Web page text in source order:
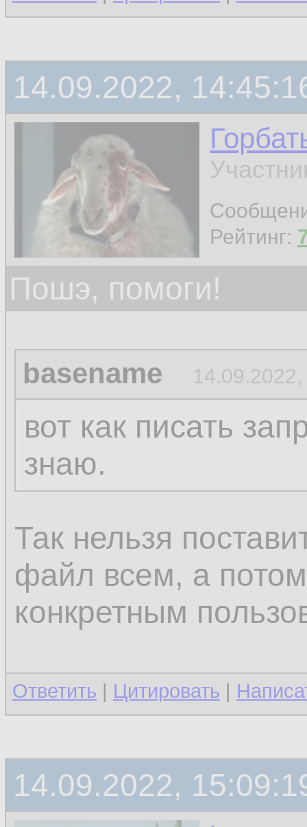
14.09.2022,
Рейтинг:
Пошэ, помоги!
basename
вот как писать
знаю.
Так нельзя
файл всем, а
конкретным
Ответить | Цитировать |
14.09.2022,